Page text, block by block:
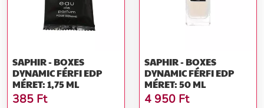
SAPHIR - BOXES
DYNAMIC FÉRFI EDP
MÉRET: 1,75 ML
385 Ft
SAPHIR - BOXES
DYNAMIC FÉRFI EDP
MÉRET: 50 ML
4 950 Ft